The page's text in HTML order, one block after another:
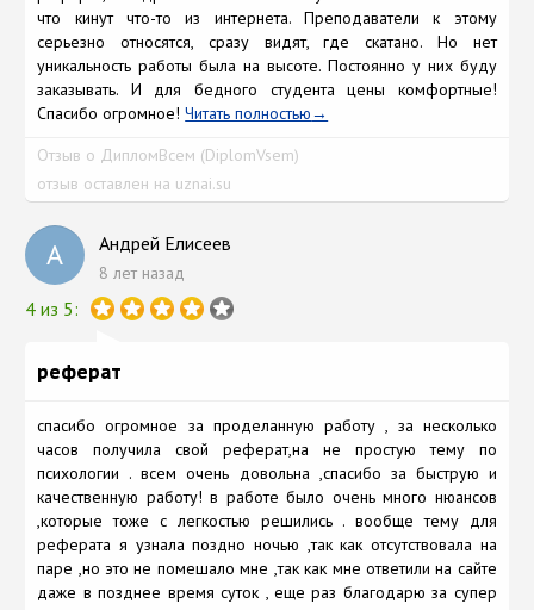
что кинут что-то из интернета. Преподаватели к этому
серьезно относятся, сразу видят, где скатано. Но нет
уникальность работы была на высоте. Постоянно у них буду
заказывать. И для бедного студента цены комфортные!
Спасибо огромное!Читать полностью
Отзыв о ДипломВсем (DiplomVsem)
отзыв оставлен на uznai.su
А Андрей Елисеев
8 лет назад
4 из 5:
реферат
спасибо огромное за проделанную работу , за несколько
часов получила свой реферат,на не простую тему по
психологии . всем очень довольна ,спасибо за быструю и
качественную работу! в работе было очень много нюансов
,которые тоже с легкостью решились . вообще тему для
реферата я узнала поздно ночью ,так как отсутствовала на
паре ,но это не помешало мне ,так как мне ответили на сайте
даже в позднее время суток , еще раз благодарю за супер